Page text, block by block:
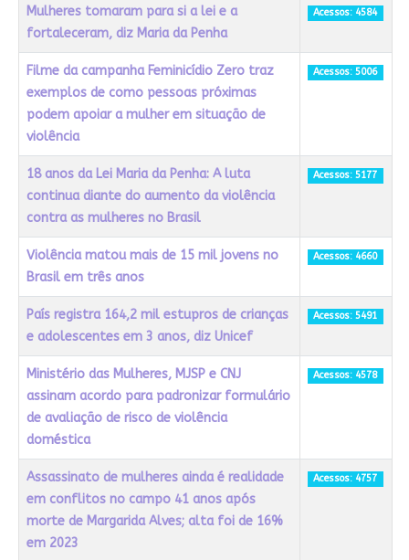
Mulheres tomaram para si a lei e a
fortaleceram, diz Maria da Penha
Acessos: 4584
Filme da campanha Feminicídio Zero traz
exemplos de como pessoas próximas
podem apoiar a mulher em situação de
violência
Acessos: 5006
18 anos da Lei Maria da Penha: A luta
continua diante do aumento da violência
contra as mulheres no Brasil
Acessos: 5177
Violência matou mais de 15 mil jovens no
Brasil em três anos
Acessos: 4660
País registra 164,2 mil estupros de crianças
e adolescentes em 3 anos, diz Unicef
Acessos: 5491
Ministério das Mulheres, MJSP e CNJ
assinam acordo para padronizar formulário
de avaliação de risco de violência
doméstica
Acessos: 4578
Assassinato de mulheres ainda é realidade
em conflitos no campo 41 anos após
morte de Margarida Alves; alta foi de 16%
em 2023
Acessos: 4757